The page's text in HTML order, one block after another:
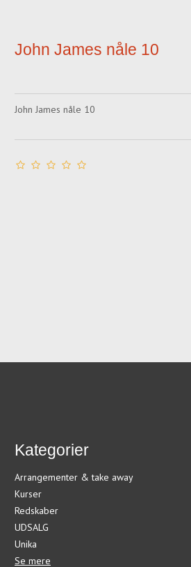
John James nåle 10
John James nåle 10
Kategorier
Arrangementer & take away
Kurser
Redskaber
UDSALG
Unika
Se mere